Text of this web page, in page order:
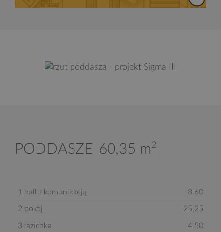
PODDASZE 60,35 m2
1 hall z komunikacją 8,60
2 pokój 25,25
3 łazienka 4,50